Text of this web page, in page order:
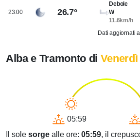
23.00 26.7°
Debole
W
11.6km/h
Dati aggiornati
Alba e Tramonto di
05:59
Il sole sorge alle ore: 05:59, il